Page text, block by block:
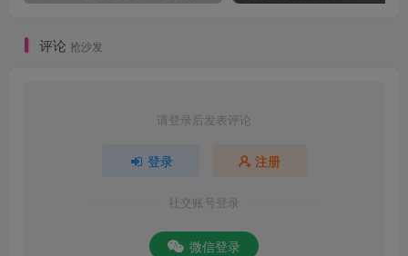
评论 抢沙发
请登录后发表评论
登录 注册
社交账号登录
微信登录